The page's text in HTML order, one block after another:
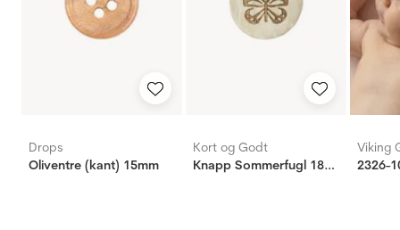
Drops
Oliventre (kant) 15mm
Kort og Godt
Knapp Sommerfugl 18mm
Viking
2326-